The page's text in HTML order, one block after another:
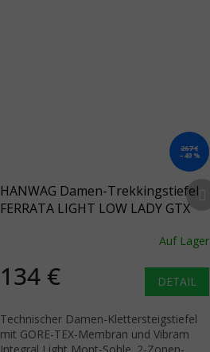
267 €
–49 %
HANWAG Damen-Trekkingstiefel
FERRATA LIGHT LOW LADY GTX
Auf Lager
134 € DETAIL
Technischer Damen-Klettersteigstiefel
mit GORE-TEX-Membran und Vibram